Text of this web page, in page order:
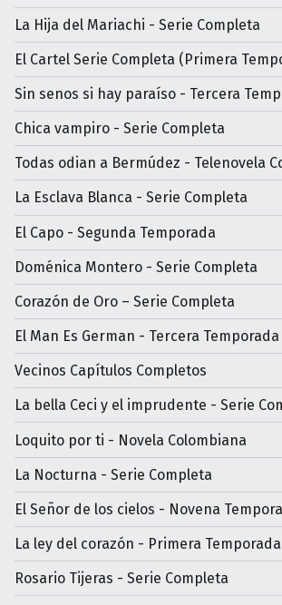
La Hija del Mariachi - Serie Completa
El Cartel Serie Completa (Primera
Sin senos si hay paraíso - Tercera
Chica vampiro - Serie Completa
Todas odian a Bermúdez - Telenovela
La Esclava Blanca - Serie Completa
El Capo - Segunda Temporada
Doménica Montero - Serie Completa
Corazón de Oro – Serie Completa
El Man Es German - Tercera Temporada
Vecinos Capítulos Completos
La bella Ceci y el imprudente - Serie
Loquito por ti - Novela Colombiana
La Nocturna - Serie Completa
El Señor de los cielos - Novena
La ley del corazón - Primera Temporada
Rosario Tijeras - Serie Completa